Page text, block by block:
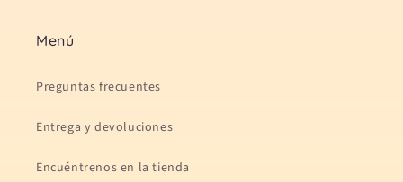
Menú
Preguntas frecuentes
Entrega y devoluciones
Encuéntrenos en la tienda